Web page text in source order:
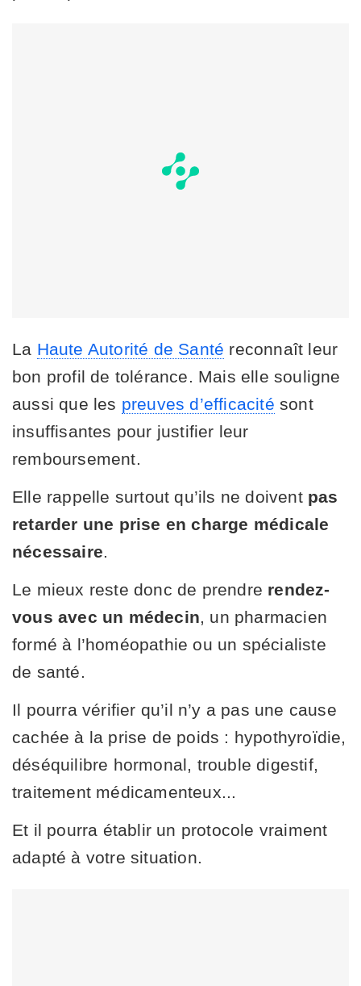
La Haute Autorité de Santé reconnaît leur
bon profil de tolérance. Mais elle souligne
aussi que les preuves d’efficacité sont
insuffisantes pour justifier leur
remboursement.
Elle rappelle surtout qu’ils ne doivent pas
retarder une prise en charge médicale
nécessaire.
Le mieux reste donc de prendre rendez-
vous avec un médecin, un pharmacien
formé à l’homéopathie ou un spécialiste
de santé.
Il pourra vérifier qu’il n’y a pas une cause
cachée à la prise de poids : hypothyroïdie,
déséquilibre hormonal, trouble digestif,
traitement médicamenteux...
Et il pourra établir un protocole vraiment
adapté à votre situation.